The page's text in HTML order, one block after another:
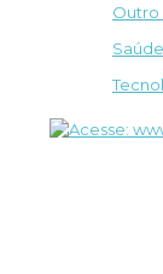
Outro
Saúde